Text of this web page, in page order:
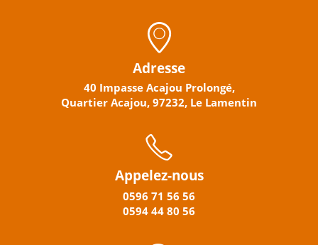
Adresse
40 Impasse Acajou Prolongé,
Quartier Acajou, 97232, Le Lamentin
Appelez-nous
0596 71 56 56
0594 44 80 56